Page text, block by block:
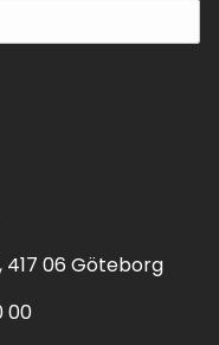
417 06 Göteborg
00